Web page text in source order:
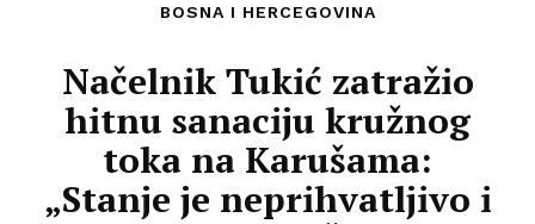
BOSNA I HERCEGOVINA
Načelnik Tukić zatražio
hitnu sanaciju kružnog
toka na Karušama:
„Stanje je neprihvatljivo i